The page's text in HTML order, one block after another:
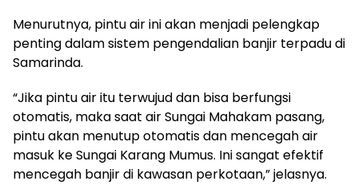
Menurutnya, pintu air ini akan menjadi pelengkap
penting dalam sistem pengendalian banjir terpadu di
Samarinda.
“Jika pintu air itu terwujud dan bisa berfungsi
otomatis, maka saat air Sungai Mahakam pasang,
pintu akan menutup otomatis dan mencegah air
masuk ke Sungai Karang Mumus. Ini sangat efektif
mencegah banjir di kawasan perkotaan,” jelasnya.